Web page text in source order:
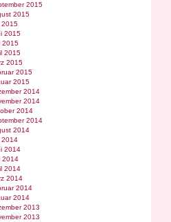
2015
2015
2015
2015
2015
2015
2015
2015
2015
2014
2014
2014
2014
2014
2014
2014
2014
2014
2014
2014
2014
2013
2013